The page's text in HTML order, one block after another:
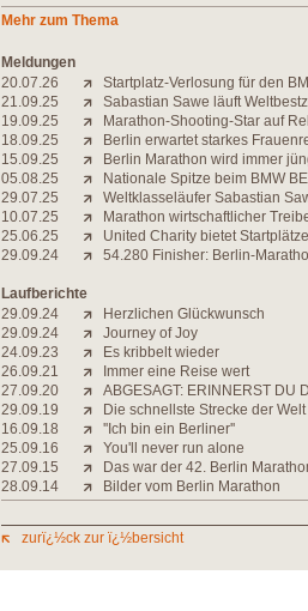
Mehr zum Thema
Meldungen
20.07.26
Startplatz-Verlosung für den
21.09.25
Sabastian Sawe läuft
19.09.25
Marathon-Shooting-Star auf
18.09.25
Berlin erwartet starkes
15.09.25
Berlin Marathon wird immer
05.08.25
Nationale Spitze beim BMW
29.07.25
Weltklasseläufer Sabastian
10.07.25
Marathon wirtschaftlicher
25.06.25
United Charity bietet
29.09.24
54.280 Finisher: Berlin-
Laufberichte
29.09.24
Herzlichen Glückwunsch
29.09.24
Journey of Joy
24.09.23
Es kribbelt wieder
26.09.21
Immer eine Reise wert
27.09.20
ABGESAGT: ERINNERST DU
29.09.19
Die schnellste Strecke der Welt
16.09.18
''Ich bin ein Berliner''
25.09.16
You'll never run alone
27.09.15
Das war der 42. Berlin
28.09.14
Bilder vom Berlin Marathon
zurï¿½ck zur ï¿½bersicht